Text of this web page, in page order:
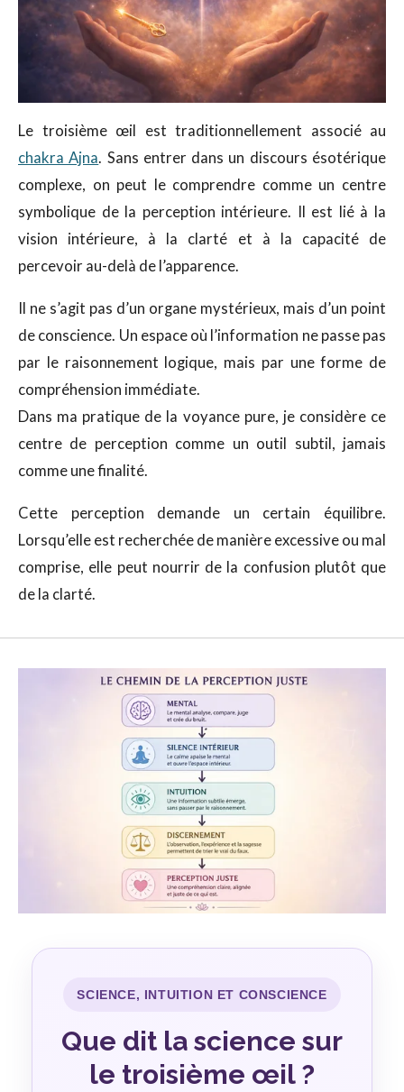
Le troisième œil est traditionnellement associé au
chakra Ajna. Sans entrer dans un discours ésotérique
complexe, on peut le comprendre comme un centre
symbolique de la perception intérieure. Il est lié à la
vision intérieure, à la clarté et à la capacité de
percevoir au-delà de l’apparence.
Il ne s’agit pas d’un organe mystérieux, mais d’un point
de conscience. Un espace où l’information ne passe pas
par le raisonnement logique, mais par une forme de
compréhension immédiate.
Dans ma pratique de la voyance pure, je considère ce
centre de perception comme un outil subtil, jamais
comme une finalité.
Cette perception demande un certain équilibre.
Lorsqu’elle est recherchée de manière excessive ou mal
comprise, elle peut nourrir de la confusion plutôt que
de la clarté.
SCIENCE, INTUITION ET CONSCIENCE
Que dit la science sur
le troisième œil ?